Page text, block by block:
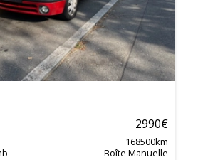
2990€
168500km
Boîte Manuelle